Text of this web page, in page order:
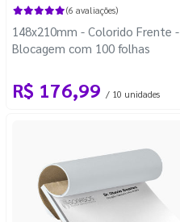
(6 avaliações)
148x210mm - Colorido Frente -
Blocagem com 100 folhas
R$ 176,99 / 10 unidades